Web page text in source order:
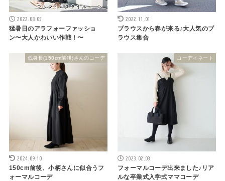
2022.08.05
猛暑日のアラフォーファッショ
ン〜大人かわいい作戦！〜
2022.11.01
ブラウスから春が来る♪大人気のブ
ラウス集合
低身長(150cm前後)さんのコーデ
2024.09.10
150cm前後、小柄さんに似合うフ
ォーマルコーデ
コーディネート
2023.02.03
フォーマルコーデ出来ました♪リア
ルな卒業式入学式ママコーデ